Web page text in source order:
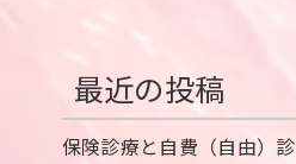
最近の投稿
保険診療と自費（自由）診